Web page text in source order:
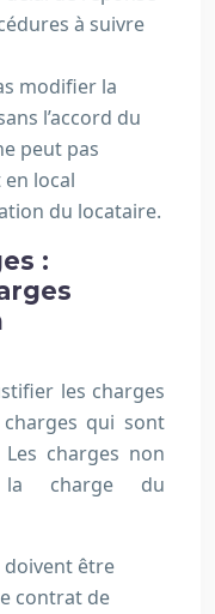
à suivre
modifier la
l’accord du
peut pas
local
du locataire.
:
les charges
charges qui sont
charges non
la charge du
doivent être
contrat de